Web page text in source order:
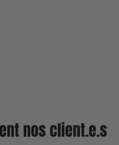
nos client.e.s